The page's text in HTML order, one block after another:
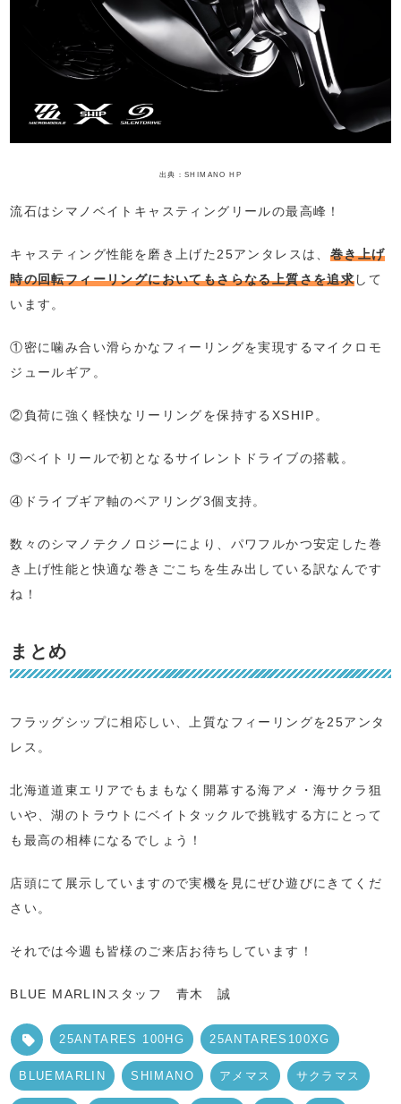
出典：SHIMANO HP
流石はシマノベイトキャスティングリールの最高峰！
キャスティング性能を磨き上げた25アンタレスは、 巻き上げ
時の回転フィーリングにおいてもさらなる上質さを追求して
います。
①密に噛み合い滑らかなフィーリングを実現するマイクロモ
ジュールギア。
②負荷に強く軽快なリーリングを保持するXSHIP。
③ベイトリールで初となるサイレントドライブの搭載。
④ドライブギア軸のベアリング3個支持。
数々のシマノテクノロジーにより、パワフルかつ安定した巻
き上げ性能と快適な巻きごこちを生み出している訳なんです
ね！
まとめ
フラッグシップに相応しい、上質なフィーリングを25アンタ
レス。
北海道道東エリアでもまもなく開幕する海アメ・海サクラ狙
いや、湖のトラウトにベイトタックルで挑戦する方にとって
も最高の相棒になるでしょう！
店頭にて展示していますので実機を見にぜひ遊びにきてくだ
さい。
それでは今週も皆様のご来店お待ちしています！
BLUE MARLINスタッフ 青木 誠
25ANTARES 100HG 25ANTARES100XG
BLUEMARLIN SHIMANO アメマス サクラマス